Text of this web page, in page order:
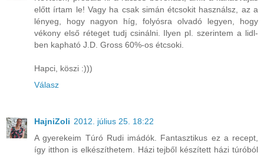
előtt írtam le! Vagy ha csak simán étcsokit használsz, az a
lényeg, hogy nagyon híg, folyósra olvadó legyen, hogy
vékony első réteget tudj csinálni. Ilyen pl. szerintem a lidl-
ben kapható J.D. Gross 60%-os étcsoki.
Hapci, köszi :)))
Válasz
HajniZoli 2012. július 25. 18:22
A gyerekeim Túró Rudi imádók. Fantasztikus ez a recept,
így itthon is elkészíthetem. Házi tejből készített házi túróból